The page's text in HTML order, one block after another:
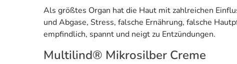
Als größtes Organ hat die Haut mit zahlreichen
und Abgase, Stress, falsche Ernährung, falsche
empfindlich, spannt und neigt zu Entzündungen.
Multilind® Mikrosilber Creme